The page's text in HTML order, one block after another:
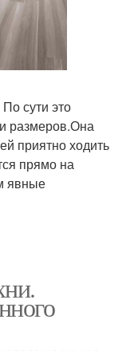
сути это
размеров.Она
приятно ходить
прямо на
явные